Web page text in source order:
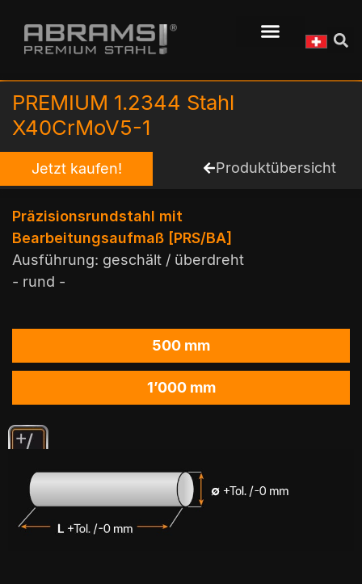
PREMIUM 1.2344 Stahl
X40CrMoV5-1
Produktübersicht
Jetzt kaufen!
Präzisionsrundstahl mit
Bearbeitungsaufmaß [PRS/BA]
Ausführung: geschält / überdreht
- rund -
500 mm
1’000 mm